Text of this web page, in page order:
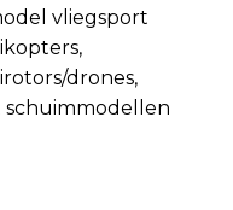
vliegsport
drones,